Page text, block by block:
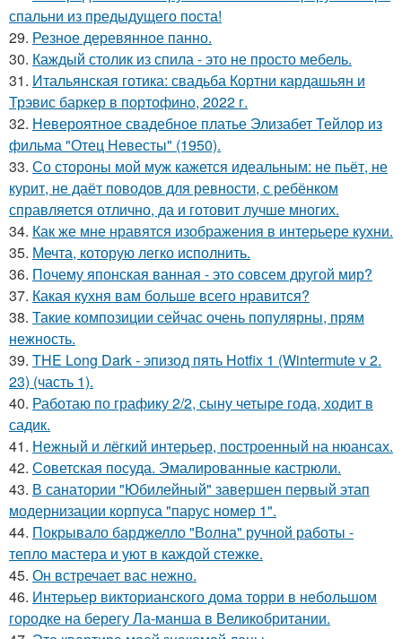
спальни из предыдущего поста!
29. Резное деревянное панно.
30. Каждый столик из спила - это не просто мебель.
31. Итальянская готика: свадьба Кортни кардашьян и
Трэвис баркер в портофино, 2022 г.
32. Невероятное свадебное платье Элизабет Тейлор из
фильма "Отец Невесты" (1950).
33. Со стороны мой муж кажется идеальным: не пьёт, не
курит, не даёт поводов для ревности, с ребёнком
справляется отлично, да и готовит лучше многих.
34. Как же мне нравятся изображения в интерьере кухни.
35. Мечта, которую легко исполнить.
36. Почему японская ванная - это совсем другой мир?
37. Какая кухня вам больше всего нравится?
38. Такие композиции сейчас очень популярны, прям
нежность.
39. THE Long Dark - эпизод пять Hotfix 1 (Wintermute v 2.
23) (часть 1).
40. Работаю по графику 2/2, сыну четыре года, ходит в
садик.
41. Нежный и лёгкий интерьер, построенный на нюансах.
42. Советская посуда. Эмалированные кастрюли.
43. В санатории "Юбилейный" завершен первый этап
модернизации корпуса "парус номер 1".
44. Покрывало барджелло "Волна" ручной работы -
тепло мастера и уют в каждой стежке.
45. Он встречает вас нежно.
46. Интерьер викторианского дома торри в небольшом
городке на берегу Ла-манша в Великобритании.